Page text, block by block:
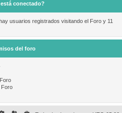
conectado?
usuarios registrados visitando el Foro y 11
del foro
Foro